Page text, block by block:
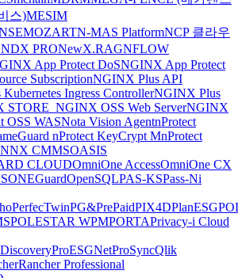
스)MESIM
MOZARTN-MAS PlatformNCP 클라우
NDX PRONewX.RAGNFLOW
App Protect DoSNGINX App Protect
SubscriptionNGINX Plus API
Ingress ControllerNGINX Plus
STORE_NGINX OSS Web ServerNGINX
OSS WASNota Vision AgentnProtect
nProtect KeyCrypt MnProtect
NX CMMSOASIS
CLOUDOmniOne AccessOmniOne CX
ONEGuardOpenSQLPAS-KSPass-Ni
PerfecTwinPG&PrePaidPIX4DPlanESG
POLESTAR WPMPORTAPrivacy-i Cloud
ProESGNetProSyncQlik
Rancher Professional